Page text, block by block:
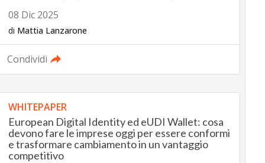
08 Dic 2025
di Mattia Lanzarone
Condividi
WHITEPAPER
European Digital Identity ed eUDI Wallet: cosa
devono fare le imprese oggi per essere conformi
e trasformare cambiamento in un vantaggio
competitivo